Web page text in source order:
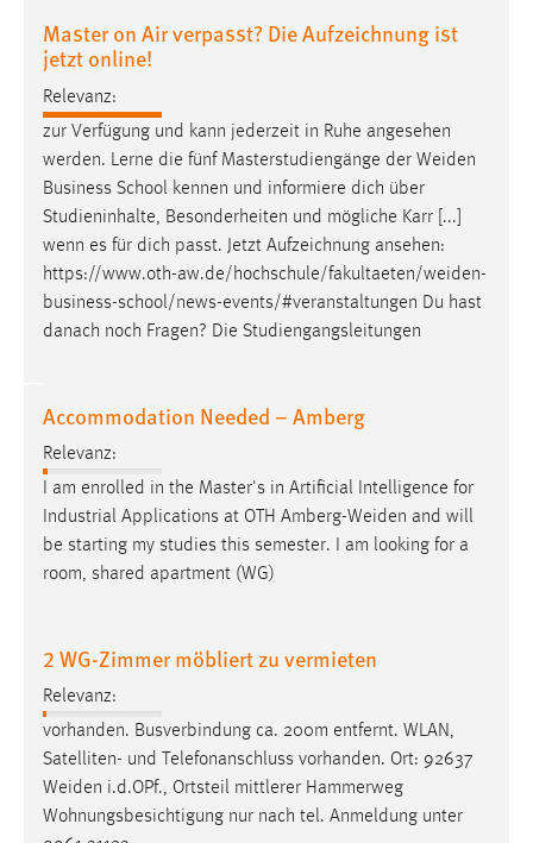
Master on Air verpasst? Die Aufzeichnung ist
jetzt online!
Relevanz:
zur Verfügung und kann jederzeit in Ruhe angesehen
werden. Lerne die fünf Masterstudiengänge der Weiden
Business School kennen und informiere dich über
Studieninhalte, Besonderheiten und mögliche Karr [...]
wenn es für dich passt. Jetzt Aufzeichnung ansehen:
https://www.oth-aw.de/hochschule/fakultaeten/weiden-
business-school/news-events/#veranstaltungen Du hast
danach noch Fragen? Die Studiengangsleitungen
Accommodation Needed – Amberg
Relevanz:
I am enrolled in the Master's in Artificial Intelligence for
Industrial Applications at OTH Amberg-Weiden and will
be starting my studies this semester. I am looking for a
room, shared apartment (WG)
2 WG-Zimmer möbliert zu vermieten
Relevanz:
vorhanden. Busverbindung ca. 200m entfernt. WLAN,
Satelliten- und Telefonanschluss vorhanden. Ort: 92637
Weiden i.d.OPf., Ortsteil mittlerer Hammerweg
Wohnungsbesichtigung nur nach tel. Anmeldung unter
Wird benötigt um die Chatfunktion nutzen zu können.
Cookie Laufzeit:
MibewSessionID, mibew-chat-frame-style-
5e9dbeb1811c0446 = Sitzungslaufzeit, mibew_locale = 3
Jahre, MIBEW_UserID = 1 Jahr
Login
Name:
fe_user, be_user, be_lastLoginProvider
Zweck:
Cookie Laufzeit:
24 Stunden
STATISTIK
Statistik Cookies erfassen Informationen anonym.
Matomo
Name:
Zweck: